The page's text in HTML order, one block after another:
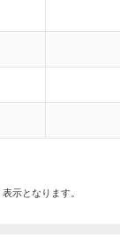
示となります。